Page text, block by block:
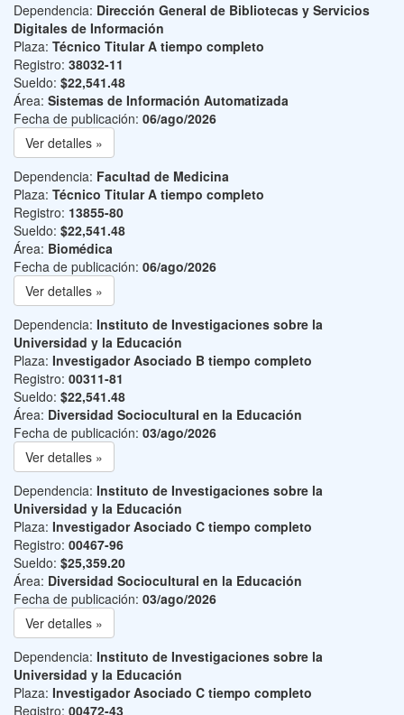
Dependencia: Dirección General de Bibliotecas y Servicios
Digitales de Información
Plaza: Técnico Titular A tiempo completo
Registro: 38032-11
Sueldo: $22,541.48
Área: Sistemas de Información Automatizada
Fecha de publicación: 06/ago/2026
Ver detalles »
Dependencia: Facultad de Medicina
Plaza: Técnico Titular A tiempo completo
Registro: 13855-80
Sueldo: $22,541.48
Área: Biomédica
Fecha de publicación: 06/ago/2026
Ver detalles »
Dependencia: Instituto de Investigaciones sobre la
Universidad y la Educación
Plaza: Investigador Asociado B tiempo completo
Registro: 00311-81
Sueldo: $22,541.48
Área: Diversidad Sociocultural en la Educación
Fecha de publicación: 03/ago/2026
Ver detalles »
Dependencia: Instituto de Investigaciones sobre la
Universidad y la Educación
Plaza: Investigador Asociado C tiempo completo
Registro: 00467-96
Sueldo: $25,359.20
Área: Diversidad Sociocultural en la Educación
Fecha de publicación: 03/ago/2026
Ver detalles »
Dependencia: Instituto de Investigaciones sobre la
Universidad y la Educación
Plaza: Investigador Asociado C tiempo completo
Registro: 00472-43